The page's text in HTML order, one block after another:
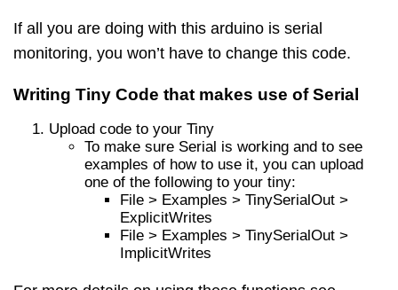
If all you are doing with this arduino is serial
monitoring, you won’t have to change this code.
Writing Tiny Code that makes use of Serial
Upload code to your Tiny
To make sure Serial is working and to see
examples of how to use it, you can upload
one of the following to your tiny:
File > Examples > TinySerialOut >
ExplicitWrites
File > Examples > TinySerialOut >
ImplicitWrites